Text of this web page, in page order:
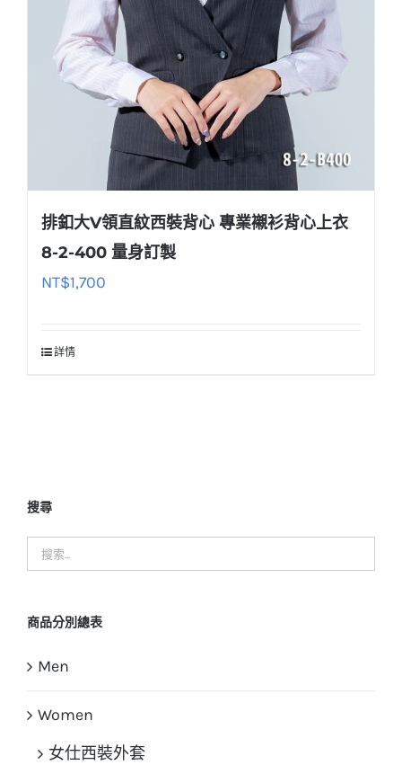
排釦大V領直紋西裝背心 專業襯衫背心上衣
8-2-400 量身訂製
NT$1,700
詳情
搜尋
商品分別總表
Men
Women
女仕西裝外套